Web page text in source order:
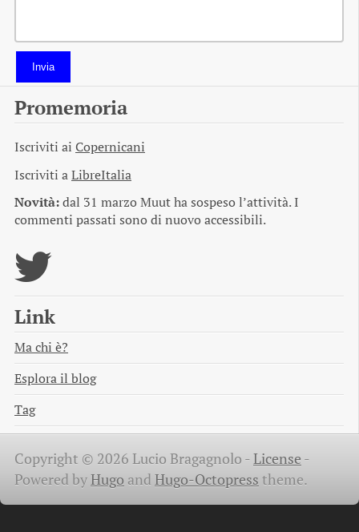
Invia
Promemoria
Iscriviti ai Copernicani
Iscriviti aLibreItalia
Novità:dal 31 marzo Muut ha sospeso l’attività. I
commenti passati sono di nuovo accessibili.
Link
Ma chi è?
Esplora il blog
Tag
Copyright © 2026 Lucio Bragagnolo -License -
Powered byHugo and Hugo-Octopress theme.